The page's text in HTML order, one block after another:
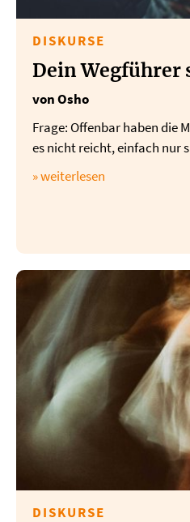
DISKURSE
Dein Wegführer
von Osho
Frage: Offenbar haben die
es nicht reicht, einfach nur
» weiterlesen
DISKURSE